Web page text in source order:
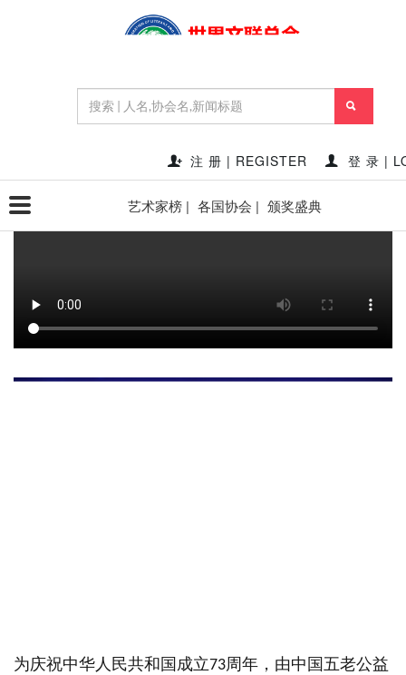
注 册 | REGISTER 登 录 |
艺术家榜 | 各国协会 | 颁奖盛典
2022-08-24 11:42:14 点赞量:20614
秘书处SECRETARY'S OFFICE
为庆祝中华人民共和国成立73周年，由中国五老公益